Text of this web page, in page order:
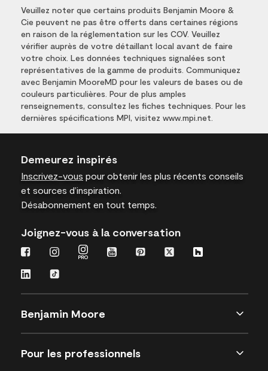
Veuillez noter que certains produits Benjamin Moore &
Cie peuvent ne pas être offerts dans certaines régions
en raison de la réglementation sur les COV. Veuillez
vérifier auprès de votre détaillant local avant de faire
votre choix. Les données techniques signalées sont
représentatives de la gamme de produits. Communiquez
avec Benjamin MooreMD pour les valeurs de bases ou de
couleurs particulières. Pour de plus amples
renseignements, consultez les fiches techniques. Pour les
dernières spécifications MPI, visitez www.mpi.net.
Demeurez inspirés
Inscrivez-vous pour obtenir les plus récents conseils
et sources d’inspiration.
Désabonnement en tout temps.
Joignez-vous à la conversation
Benjamin Moore
Pour les professionnels